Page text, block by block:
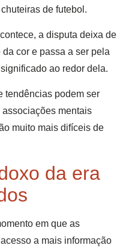
de futebol.
a disputa deixa de
cor e passa a ser pela
ao redor dela.
tendências podem ser
mentais
muito mais difíceis de
da era
em que as
a mais informação